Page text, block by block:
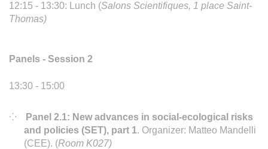
12:15 - 13:30: Lunch (Salons Scientifiques, 1 place Saint-
Thomas)
Panels - Session 2
13:30 - 15:00
Panel 2.1: New advances in social-ecological risks
and policies (SET), part 1. Organizer: Matteo Mandelli
(CEE). (Room K027)